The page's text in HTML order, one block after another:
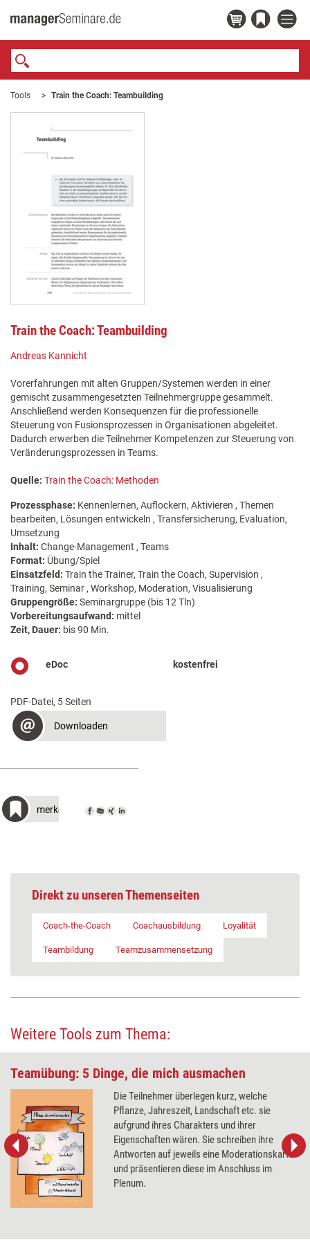
Tools Train the Coach: Teambuilding
Train the Coach: Teambuilding
Andreas Kannicht
Vorerfahrungen mit alten Gruppen/Systemen werden in einer
gemischt zusammengesetzten Teilnehmergruppe gesammelt.
Anschließend werden Konsequenzen für die professionelle
Steuerung von Fusionsprozessen in Organisationen abgeleitet.
Dadurch erwerben die Teilnehmer Kompetenzen zur Steuerung von
Veränderungsprozessen in Teams.
Quelle: Train the Coach: Methoden
Prozessphase: Kennenlernen, Auflockern, Aktivieren , Themen
bearbeiten, Lösungen entwickeln , Transfersicherung, Evaluation,
Umsetzung
Inhalt: Change-Management , Teams
Format: Übung/Spiel
Einsatzfeld: Train the Trainer, Train the Coach, Supervision ,
Training, Seminar , Workshop, Moderation, Visualisierung
Gruppengröße: Seminargruppe (bis 12 Tln)
Vorbereitungsaufwand: mittel
Zeit, Dauer: bis 90 Min.
eDoc kostenfrei
PDF-Datei, 5 Seiten
Downloaden
merken
Direkt zu unseren Themenseiten
Coach-the-Coach Coachausbildung Loyalität
Teambildung Teamzusammensetzung
Weitere Tools zum Thema:
Teamübung: 5 Dinge, die mich ausmachen
Die Teilnehmer überlegen kurz, welche
Pflanze, Jahreszeit, Landschaft etc. sie
aufgrund ihres Charakters und ihrer
Eigenschaften wären. Sie schreiben ihre
Antworten auf jeweils eine Moderationskarte
und präsentieren diese im Anschluss im
Plenum.